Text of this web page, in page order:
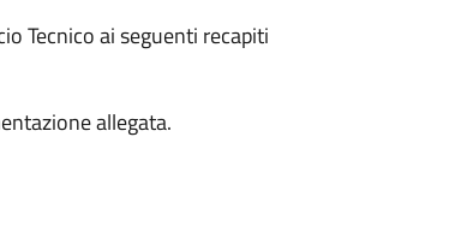
Tecnico ai seguenti recapiti
allegata.